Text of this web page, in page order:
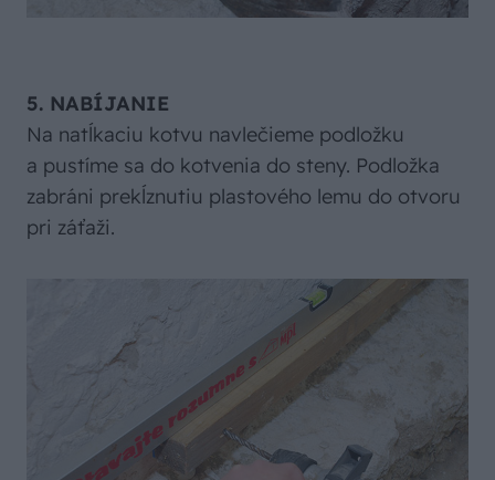
5. NABÍJANIE
Na natĺkaciu kotvu navlečieme podložku
a pustíme sa do kotvenia do steny. Podložka
zabráni prekĺznutiu plastového lemu do otvoru
pri záťaži.